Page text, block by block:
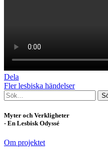
Dela
Fler lesbiska händelser
Myter och Verkligheter
- En Lesbisk Odyssé
Om projektet